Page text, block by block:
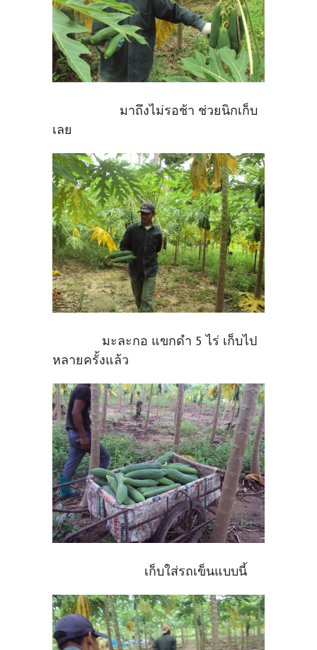
มาถึงไม่รอช้า ช่วยนิกเก็บ
เลย
มะละกอ แขกดำ 5 ไร่ เก็บไป
หลายครั้งแล้ว
เก็บใส่รถเข็นแบบนี้